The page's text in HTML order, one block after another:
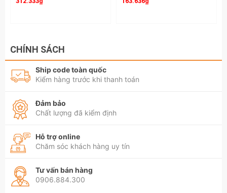
CHÍNH SÁCH
Ship code toàn quốc
Kiểm hàng trước khi thanh toán
Đảm bảo
Chất lượng đã kiểm định
Hỗ trợ online
Chăm sóc khách hàng uy tín
Tư vấn bán hàng
0906.884.300